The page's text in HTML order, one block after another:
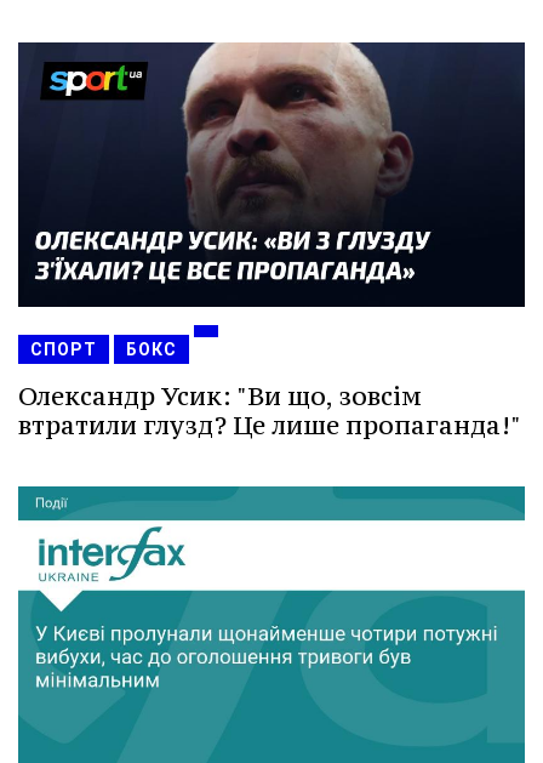
СПОРТ БОКС
Олександр Усик: "Ви що, зовсім
втратили глузд? Це лише пропаганда!"